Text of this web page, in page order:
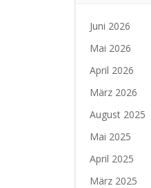
Juni 2026
Mai 2026
April 2026
März 2026
August 2025
Mai 2025
April 2025
März 2025